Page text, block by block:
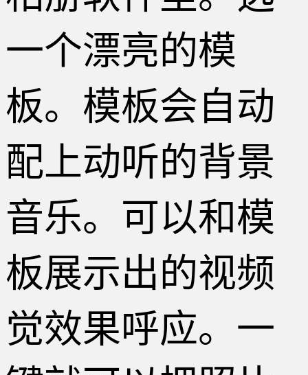
一个漂亮的模
板。模板会自动
配上动听的背景
音乐。可以和模
板展示出的视频
觉效果呼应。一